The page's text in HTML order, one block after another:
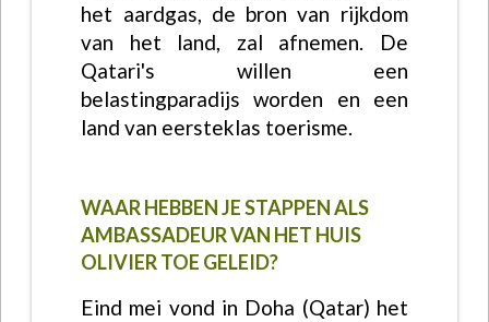
het aardgas, de bron van rijkdom
van het land, zal afnemen. De
Qatari's willen een
belastingparadijs worden en een
land van eersteklas toerisme.
WAAR HEBBEN JE STAPPEN ALS
AMBASSADEUR VAN HET HUIS
OLIVIER TOE GELEID?
Eind mei vond in Doha (Qatar) het